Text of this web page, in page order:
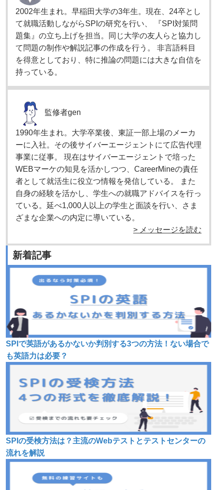
2002年生まれ。早稲田大学の3年生。現在、24卒とし
て就職活動しながらSPIの研究を行い、 『SPI対策問
題集』の立ち上げを担当。同じ大学の友人らと協力し
て問題の制作や解説記事の作成を行う。 非言語科目
を得意としており、特に推論の問題には大きな自信を
持っている。
監修者gen
1990年生まれ。大学卒業後、東証一部上場のメーカ
ーに入社。その後サイバーエージェントにて広告代理
事業に従事。 現在はサイバーエージェントで培った
WEBマーケの知見を活かしつつ、CareerMineの責任
者として就活生に役立つ情報を発信している。 また
自身の経験を活かし、学生への就職アドバイスを行っ
ている。延べ1,000人以上の学生と面談を行い、さま
ざまな企業への内定に導いている。
> メッセージを読む
新着記事
SPIで英語があるかないか判別する3つの方法！ない場合で
も英語力は必要？
SPIの受検方法は？主流のWebテストとテストセンターの
流れを解説